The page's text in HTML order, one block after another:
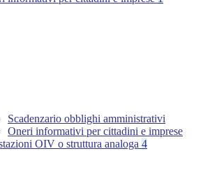
Scadenzario obblighi amministrativi
Oneri informativi per cittadini e imprese
OIV o struttura analoga 4